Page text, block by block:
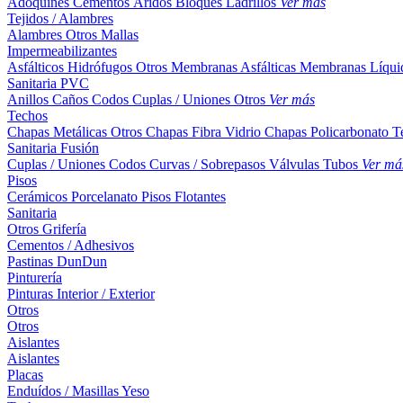
Tejidos / Alambres
Alambres Otros Mallas
Impermeabilizantes
Asfálticos Hidrófugos Otros Membranas Asfálticas Membranas
Sanitaria PVC
Anillos Caños Codos Cuplas / Uniones Otros Ver más
Techos
Chapas Metálicas Otros Chapas Fibra Vidrio Chapas Policarbonato
Sanitaria Fusión
Cuplas / Uniones Codos Curvas / Sobrepasos Válvulas Tubos Ver
Pisos
Cerámicos Porcelanato Pisos Flotantes
Sanitaria
Otros Grifería
Cementos / Adhesivos
Pastinas DunDun
Pinturería
Pinturas Interior / Exterior
Otros
Otros
Aislantes
Aislantes
Placas
Enduídos / MasillasYeso